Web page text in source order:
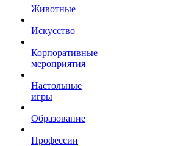
Животные
Искусство
Корпоративные
мероприятия
Настольные
игры
Образование
Профессии